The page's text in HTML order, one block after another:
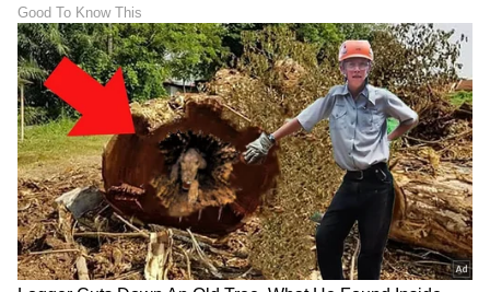
ಮುದುಕ-ಮುದುಕಿಯಾದ
ಅಮೂಲ್ಯ ಗೌಡ & ನಿರಂಜನ್; ರಿಷಿ
ಸರ್ ಎಷ್ಟು ರೊಮ್ಯಾಂಟಿಕ್
ಅಲ್ಲವಾ?
Exclusive Interview:
'ಗೋಲ್ಡನ್​​ ಸ್ಟಾರ್'​ ಗಣೇಶ್​ ದಂಪತಿ
ಮಕ್ಕಳನ್ನು ಬೆಳೆಸ್ತಿರೋದು ಹೇಗೆ?
ಶಿಲ್ಪಾ ಮಾತಿಗೆ ಫ್ಯಾನ್ಸ್​ ಫಿದಾ
LATEST VIDEOS
"ರಾಜಕೀಯ ಬೇಡ, ಸಿನಿಮಾನೇ ಪ್ರಾಣ":
ಕನಕೋತ್ಸವದಲ್ಲಿ ರಿಷಬ್ ಶೆಟ್ಟಿ | Rishab
Shetty speech | Suvarna News